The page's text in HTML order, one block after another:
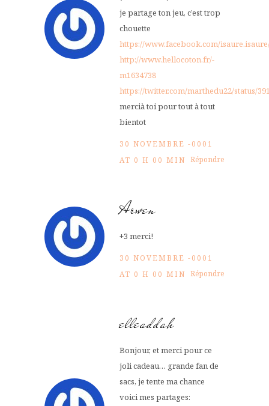
je partage ton jeu, c’est trop
chouette
https://www.facebook.com/
http://www.hellocoton.fr/-
m1634738
https://twitter.com/marthedu22/status/
mercià toi pour tout à tout
bientot
30 NOVEMBRE -0001
AT 0 H 00 MIN Répondre
Arwen
+3 merci!
30 NOVEMBRE -0001
AT 0 H 00 MIN Répondre
elleaddah
Bonjour, et merci pour ce
joli cadeau… grande fan de
sacs, je tente ma chance
voici mes partages: